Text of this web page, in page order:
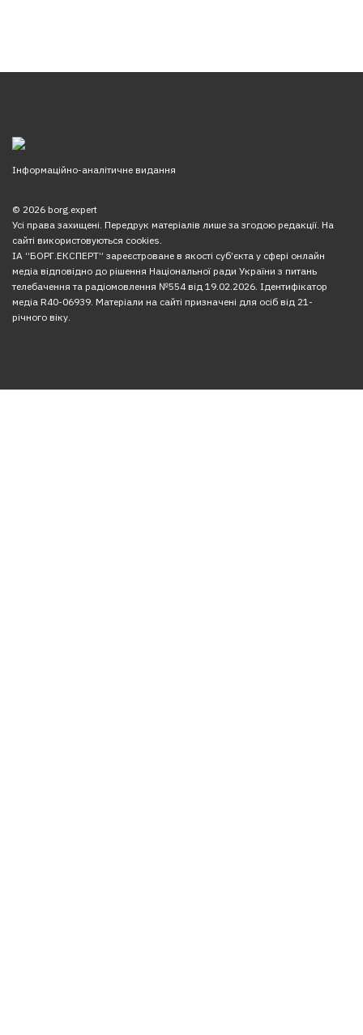
Інформаційно-аналітичне видання
© 2026 borg.expert
Усі права захищені. Передрук матеріалів лише за згодою редакції. На
сайті використовуються cookies.
ІА “БОРГ.ЕКСПЕРТ” зареєстроване в якості суб’єкта у сфері онлайн
медіа відповідно до рішення Національної ради України з питань
телебачення та радіомовлення №554 від 19.02.2026. Ідентифікатор
медіа R40-06939. Матеріали на сайті призначені для осіб від 21-
річного віку.